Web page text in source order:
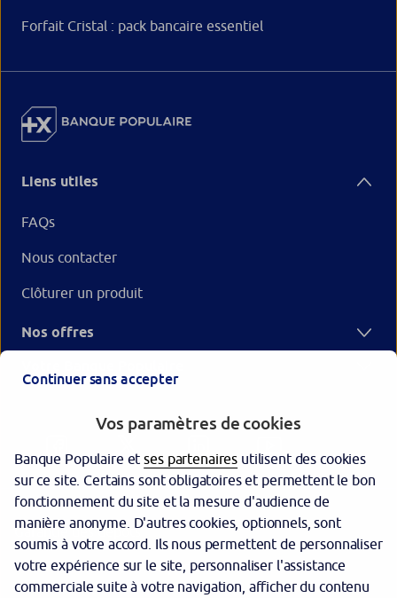
Forfait Cristal : pack bancaire essentiel
Liens utiles
FAQs
Nous contacter
Clôturer un produit
Nos offres
Garantie des dépôts
Protection des données personnelles
Continuer sans accepter
Vos paramètres de cookies
Banque Populaire etses partenaires utilisent des cookies
sur ce site. Certains sont obligatoires et permettent le bon
fonctionnement du site et la mesure d'audience de
manière anonyme. D'autres cookies, optionnels, sont
soumis à votre accord. Ils nous permettent de personnaliser
votre expérience sur le site, personnaliser l'assistance
commerciale suite à votre navigation, afficher du contenu